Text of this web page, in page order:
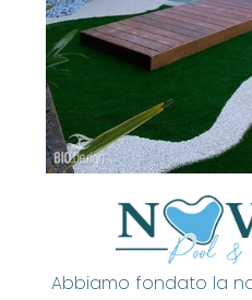
Abbiamo fondato la